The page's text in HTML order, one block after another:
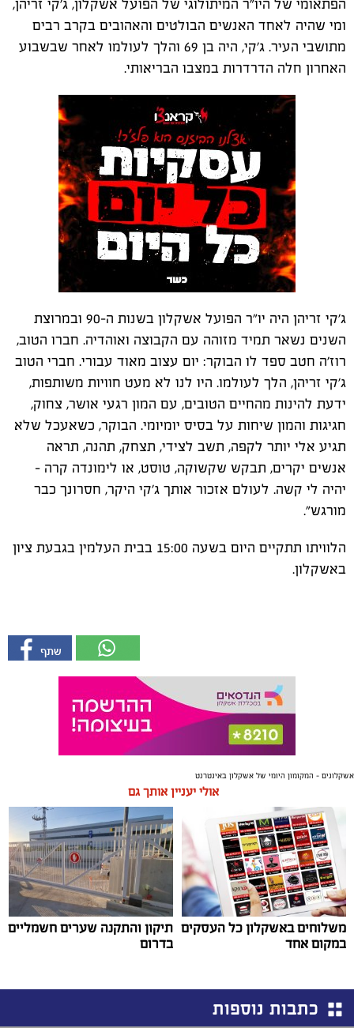
הפתאומי של היו"ר המיתולוגי של הפועל אשקלון, ג'קי זריהן,
ומי שהיה לאחד האנשים הבולטים והאהובים בקרב רבים
מתושבי העיר. ג'קי, היה בן 69 והלך לעולמו לאחר שבשבוע
האחרון חלה הדרדרות במצבו הבריאותי.
ג'קי זריהן היה יו"ר הפועל אשקלון בשנות ה-90 ובמרוצת
השנים נשאר תמיד מזוהה עם הקבוצה ואוהדיה. חברו הטוב,
רוז'ה חטב ספד לו הבוקר: יום עצוב מאוד עבורי. חברי הטוב
ג׳קי זריהן, הלך לעולמו. היו לנו לא מעט חוויות משותפות,
ידעת להינות מהחיים הטובים, עם המון רגעי אושר, צחוק,
חגיגות והמון שיחות על בסיס יומיומי. הבוקר, כשאעכל שלא
תגיע אלי יותר לקפה, תשב לצידי, תצחק, תהנה, תראה
אנשים יקרים, תבקש שקשוקה, טוסט, או לימונדה קרה -
יהיה לי קשה. לעולם אזכור אותך ג׳קי היקר, חסרונך כבר
מורגש".
הלוויתו תתקיים היום בשעה 15:00 בבית העלמין בגבעת ציון
באשקלון.
אשקלונים - המקומון היומי של אשקלון באינטרנט
אולי יעניין אותך גם
משלוחים באשקלון כל העסקים
במקום אחד
תיקון והתקנה שערים חשמליים
בדרום
כתבות נוספות